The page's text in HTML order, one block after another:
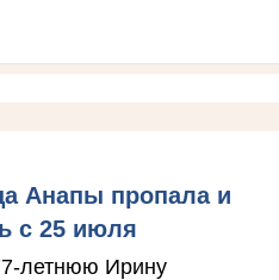
Анапы пропала и
с 25 июля
летнюю Ирину